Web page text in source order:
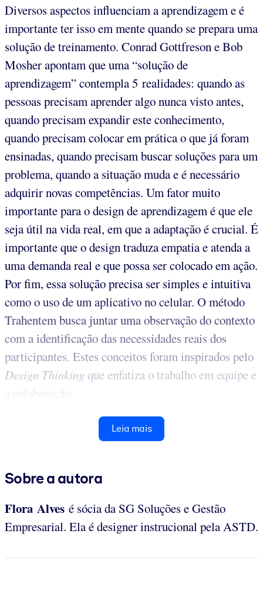
Diversos aspectos influenciam a aprendizagem e é
importante ter isso em mente quando se prepara uma
solução de treinamento. Conrad Gottfreson e Bob
Mosher apontam que uma “solução de
aprendizagem” contempla 5 realidades: quando as
pessoas precisam aprender algo nunca visto antes,
quando precisam expandir este conhecimento,
quando precisam colocar em prática o que já foram
ensinadas, quando precisam buscar soluções para um
problema, quando a situação muda e é necessário
adquirir novas competências. Um fator muito
importante para o design de aprendizagem é que ele
seja útil na vida real, em que a adaptação é crucial. É
importante que o design traduza empatia e atenda a
uma demanda real e que possa ser colocado em ação.
Por fim, essa solução precisa ser simples e intuitiva
como o uso de um aplicativo no celular. O método
Trahentem busca juntar uma observação do contexto
com a identificação das necessidades reais dos
participantes. Estes conceitos foram inspirados pelo
Design Thinkingque enfatiza o trabalho em equipe e
a colaboração.
Leia mais
Sobre a autora
Flora Alves é sócia da SG Soluções e Gestão
Empresarial. Ela é designer instrucional pela ASTD.